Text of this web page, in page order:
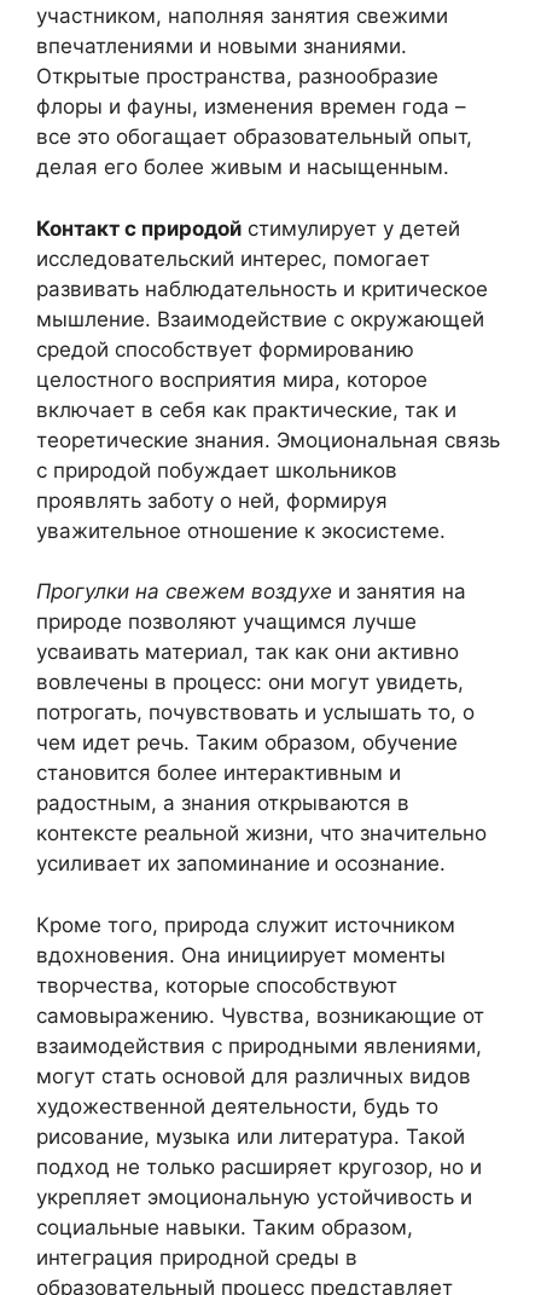
участником, наполняя занятия свежими
впечатлениями и новыми знаниями.
Открытые пространства, разнообразие
флоры и фауны, изменения времен года –
все это обогащает образовательный опыт,
делая его более живым и насыщенным.
Контакт с природой стимулирует у детей
исследовательский интерес, помогает
развивать наблюдательность и критическое
мышление. Взаимодействие с окружающей
средой способствует формированию
целостного восприятия мира, которое
включает в себя как практические, так и
теоретические знания. Эмоциональная связь
с природой побуждает школьников
проявлять заботу о ней, формируя
уважительное отношение к экосистеме.
Прогулки на свежем воздухе и занятия на
природе позволяют учащимся лучше
усваивать материал, так как они активно
вовлечены в процесс: они могут увидеть,
потрогать, почувствовать и услышать то, о
чем идет речь. Таким образом, обучение
становится более интерактивным и
радостным, а знания открываются в
контексте реальной жизни, что значительно
усиливает их запоминание и осознание.
Кроме того, природа служит источником
вдохновения. Она инициирует моменты
творчества, которые способствуют
самовыражению. Чувства, возникающие от
взаимодействия с природными явлениями,
могут стать основой для различных видов
художественной деятельности, будь то
рисование, музыка или литература. Такой
подход не только расширяет кругозор, но и
укрепляет эмоциональную устойчивость и
социальные навыки. Таким образом,
интеграция природной среды в
образовательный процесс представляет